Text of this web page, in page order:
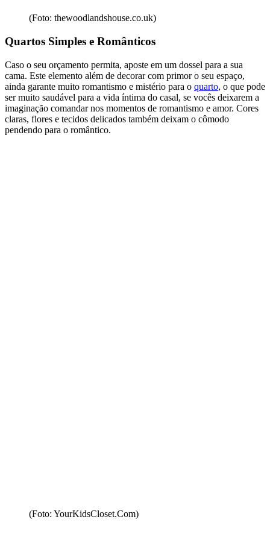
(Foto: thewoodlandshouse.co.uk)
Quartos Simples e Românticos
Caso o seu orçamento permita, aposte em um dossel para a sua
cama. Este elemento além de decorar com primor o seu espaço,
ainda garante muito romantismo e mistério para o quarto, o que pode
ser muito saudável para a vida íntima do casal, se vocês deixarem a
imaginação comandar nos momentos de romantismo e amor. Cores
claras, flores e tecidos delicados também deixam o cômodo
pendendo para o romântico.
(Foto: YourKidsCloset.Com)